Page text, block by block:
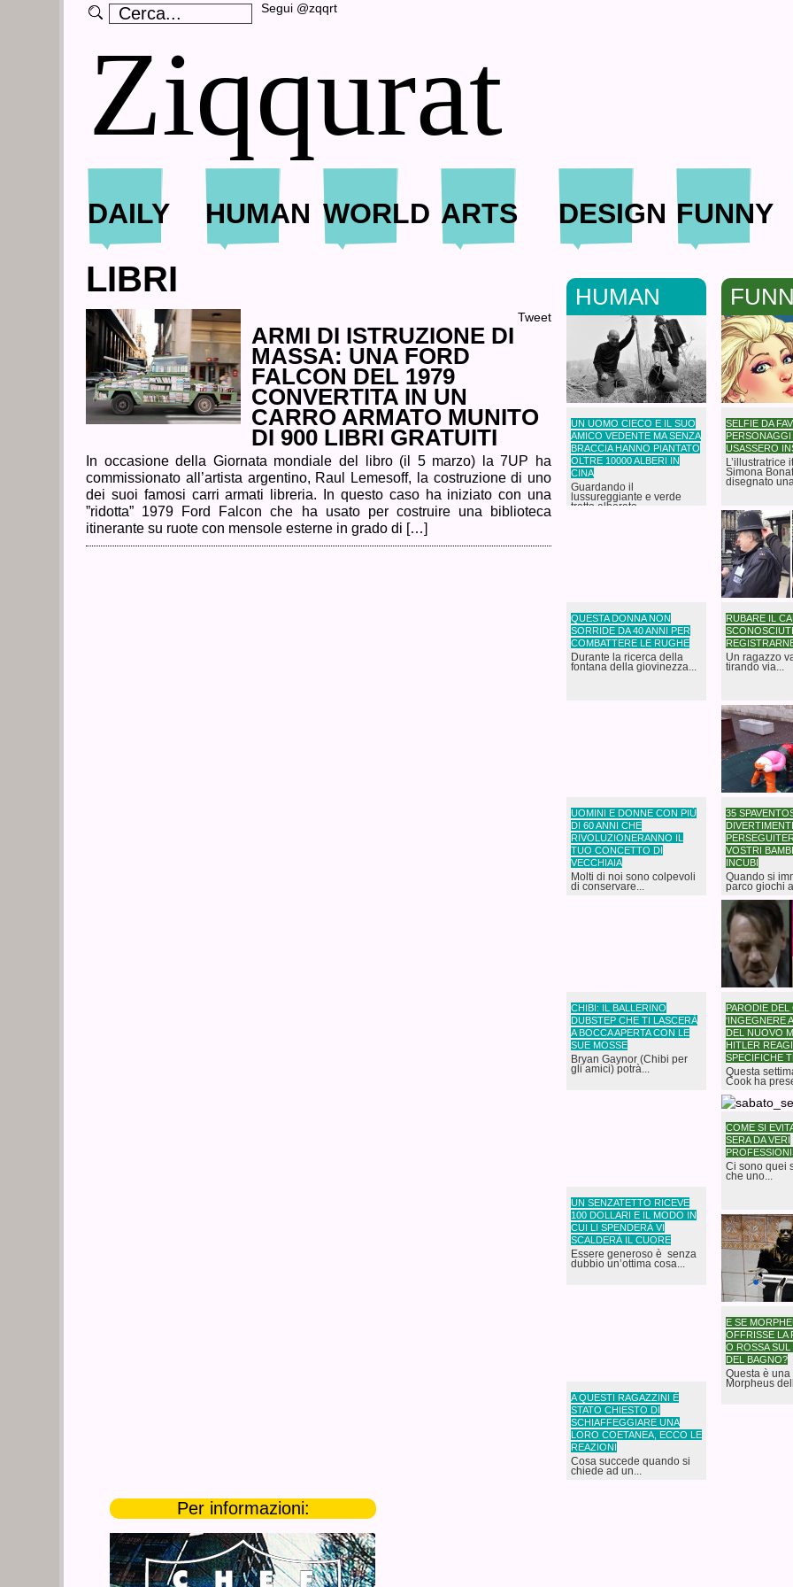
Segui @zqqrt
Ziqqurat
DAILY HUMAN WORLD ARTS DESIGN FUNNY
LIBRI
Tweet
ARMI DI ISTRUZIONE DI
MASSA: UNA FORD
FALCON DEL 1979
CONVERTITA IN UN
CARRO ARMATO MUNITO
DI 900 LIBRI GRATUITI
In occasione della Giornata mondiale del libro (il 5 marzo) la 7UP ha
commissionato all’artista argentino, Raul Lemesoff, la costruzione di uno
dei suoi famosi carri armati libreria. In questo caso ha iniziato con una
”ridotta” 1979 Ford Falcon che ha usato per costruire una biblioteca
itinerante su ruote con mensole esterne in grado di […]
HUMAN
UN UOMO CIECO E IL SUO
AMICO VEDENTE MA SENZA
BRACCIA HANNO PIANTATO
OLTRE 10000 ALBERI IN
CINA
Guardando il
lussureggiante e verde
tratto alberato...
QUESTA DONNA NON
SORRIDE DA 40 ANNI PER
COMBATTERE LE RUGHE
Durante la ricerca della
fontana della giovinezza...
UOMINI E DONNE CON PIÙ
DI 60 ANNI CHE
RIVOLUZIONERANNO IL
TUO CONCETTO DI
VECCHIAIA
Molti di noi sono colpevoli
di conservare...
CHIBI: IL BALLERINO
DUBSTEP CHE TI LASCERÀ
A BOCCA APERTA CON LE
SUE MOSSE
Bryan Gaynor (Chibi per
gli amici) potrà...
UN SENZATETTO RICEVE
100 DOLLARI E IL MODO IN
CUI LI SPENDERÀ VI
SCALDERÀ IL CUORE
Essere generoso è senza
dubbio un’ottima cosa...
A QUESTI RAGAZZINI È
STATO CHIESTO DI
SCHIAFFEGGIARE UNA
LORO COETANEA, ECCO LE
REAZIONI
Cosa succede quando si
chiede ad un...
SELFIE DA
USASSERO
L’illustratrice
Simona
disegnato
RUBARE IL
Un ragazzo
tirando via...
35
VOSTRI
INCUBI
Quando si
parco giochi
PARODIE
‘INGEGNERE
DEL NUOVO
HITLER
SPECIFICHE
Questa
Cook ha
COME SI
SERA DA VERI
Ci sono quei
che uno...
E SE
OFFRISSE LA
O ROSSA SUL
DEL BAGNO?
Questa è una
Morpheus
Per informazioni: